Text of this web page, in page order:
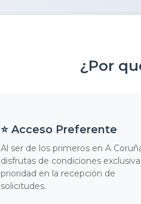
¿Por
⭐ Acceso Preferente
Al ser de los primeros en A
disfrutas de condiciones
prioridad en la recepción de
solicitudes.